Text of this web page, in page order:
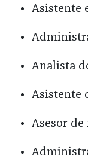
Asistente
Analista
Asistente
Asesor de